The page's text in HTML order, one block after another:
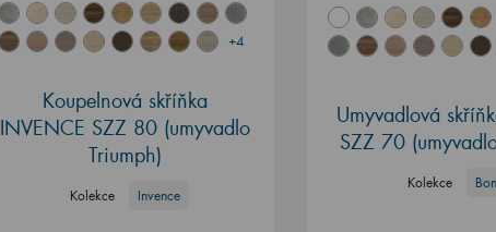
+4
Koupelnová skříňka
INVENCE SZZ 80 (umyvadlo
Triumph)
Kolekce Invence
Umyvadlová
SZZ 70
Kolekce